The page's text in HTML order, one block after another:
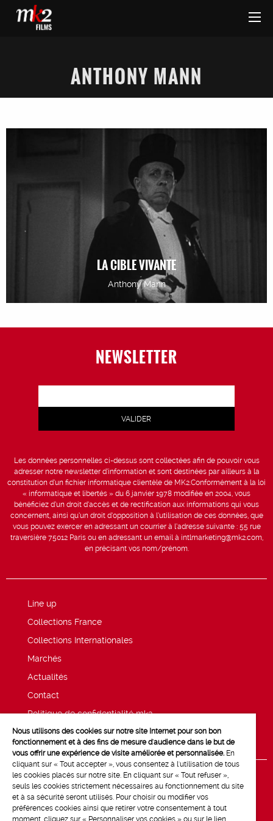
ANTHONY MANN
LA CIBLE VIVANTE
Anthony Mann
NEWSLETTER
Les données personnelles ci-dessus sont collectées afin de pouvoir vous
adresser notre newsletter d’information et sont destinées par ailleurs à la
constitution d’un fichier informatique clientèle de MK2.Conformément à la loi
« informatique et libertés » du 6 janvier 1978 modifiée en 2004, vous
bénéficiez d’un droit d’accès et de rectification aux informations qui vous
concernent, ainsi qu’un droit d’opposition à l’utilisation de ces données, que
vous pouvez exercer en adressant un courrier à l’adresse suivante : 55 rue
traversière 75012 Paris ou en adressant un email à intlmarketing@mk2.com,
en précisant vos nom/prénom.
Line up
Collections France
Collections Internationales
Marchés
Actualités
Contact
Politique de confidentialité mk2
Mentions légales
Nous utilisons des cookies sur notre site Internet pour son bon
fonctionnement et à des fins de mesure d'audience dans le but de
vous offrir une expérience de visite améliorée et personnalisée. En
cliquant sur « Tout accepter », vous consentez à l'utilisation de tous
les cookies placés sur notre site. En cliquant sur « Tout refuser »,
seuls les cookies strictement nécessaires au fonctionnement du site
et à sa sécurité seront utilisés. Pour choisir ou modifier vos
préférences cookies ainsi que retirer votre consentement à tout
moment, cliquez sur « Personnaliser vos cookies » ou sur le lien